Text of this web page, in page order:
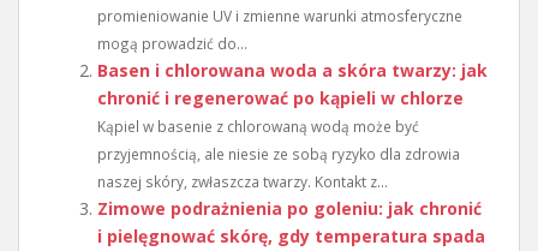
promieniowanie UV i zmienne warunki atmosferyczne
mogą prowadzić do...
Basen i chlorowana woda a skóra twarzy: jak
chronić i regenerować po kąpieli w chlorze
Kąpiel w basenie z chlorowaną wodą może być
przyjemnością, ale niesie ze sobą ryzyko dla zdrowia
naszej skóry, zwłaszcza twarzy. Kontakt z...
Zimowe podrażnienia po goleniu: jak chronić
i pielęgnować skórę, gdy temperatura spada